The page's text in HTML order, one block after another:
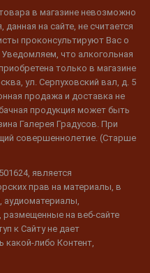
в магазине невозможно
на сайте, не считается
проконсультируют Вас о
что алкогольная
только в магазине
ул. Серпуховский вал, д. 5
продажа и доставка не
продукция может быть
Галерея Градусов. При
совершеннолетие. (Старше
является
прав на материалы, в
аудиоматериалы,
на веб-сайте
к Сайту не дает
какой-либо Контент,